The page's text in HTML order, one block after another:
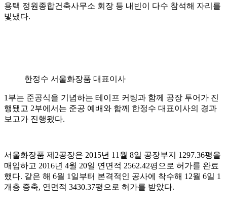
용택 정원종합건축사무소 회장 등 내빈이 다수 참석해 자리를
빛냈다.
한정수 서울화장품 대표이사
1부는 준공식을 기념하는 테이프 커팅과 함께 공장 투어가 진
행됐고 2부에서는 준공 예배와 함께 한정수 대표이사의 경과
보고가 진행됐다.
서울화장품 제2공장은 2015년 11월 8일 공장부지 1297.36평을
매입하고 2016년 4월 20일 연면적 2562.42평으로 허가를 완료
했다. 같은 해 6월 1일부터 본격적인 공사에 착수해 12월 6일 1
개층 증축, 연면적 3430.37평으로 허가를 받았다.